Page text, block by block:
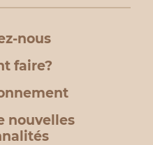
nous
faire?
nouvelles